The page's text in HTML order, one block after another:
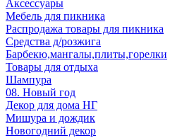
Аксессуары
Мебель для пикника
Распродажа товары для пикника
Средства д/розжига
Барбекю,мангалы,плиты,горелки
Товары для отдыха
Шампура
08. Новый год
Декор для дома НГ
Мишура и дождик
Новогодний декор